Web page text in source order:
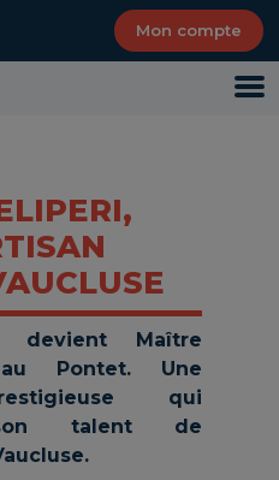
Mon compte
devient Maître
Pontet. Une
qui
son talent de